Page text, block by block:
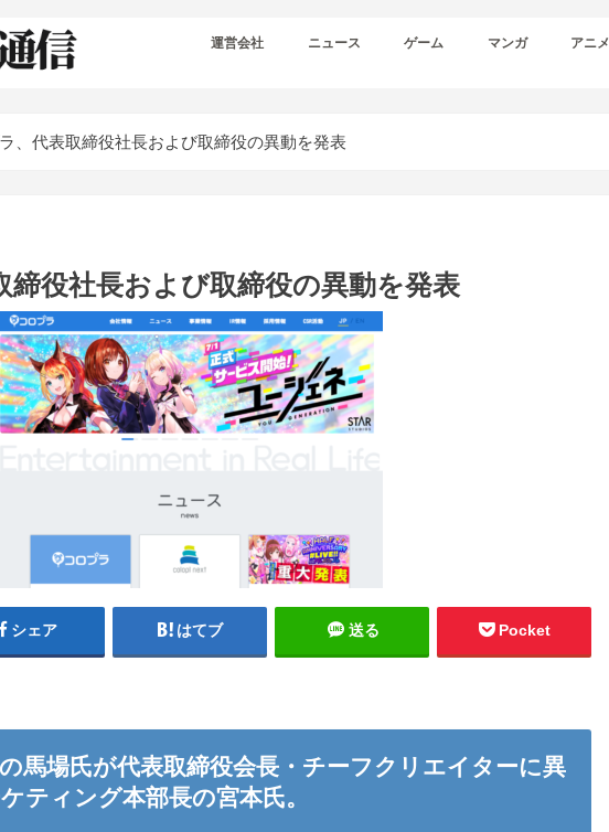
運営会社 ニュース ゲーム マンガ アニメ
、代表取締役社長および取締役の異動を発表
締役社長および取締役の異動を発表
シェア はてブ 送る Pocket
馬場氏が代表取締役会長・チーフクリエイターに異
ティング本部長の宮本氏。